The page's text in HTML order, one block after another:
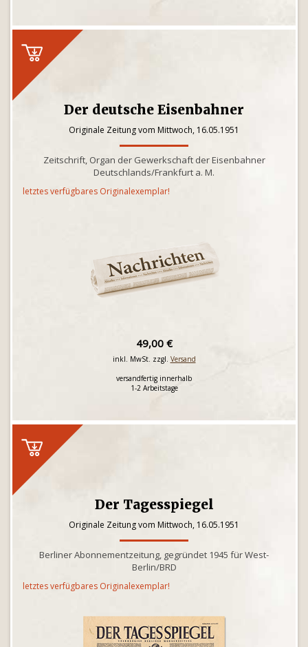
Der deutsche Eisenbahner
Originale Zeitung vom Mittwoch, 16.05.1951
Zeitschrift, Organ der Gewerkschaft der Eisenbahner
Deutschlands/Frankfurt a. M.
letztes verfügbares Originalexemplar!
49,00 €
inkl. MwSt. zzgl. Versand
versandfertig innerhalb
1-2 Arbeitstage
Der Tagesspiegel
Originale Zeitung vom Mittwoch, 16.05.1951
Berliner Abonnementzeitung, gegründet 1945 für West-
Berlin/BRD
letztes verfügbares Originalexemplar!